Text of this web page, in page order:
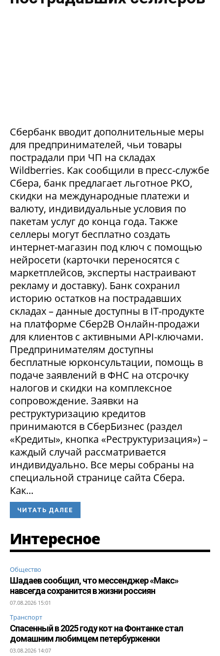
Сбербанк вводит дополнительные меры
для предпринимателей, чьи товары
пострадали при ЧП на складах
Wildberries. Как сообщили в пресс-службе
Сбера, банк предлагает льготное РКО,
скидки на международные платежи и
валюту, индивидуальные условия по
пакетам услуг до конца года. Также
селлеры могут бесплатно создать
интернет-магазин под ключ с помощью
нейросети (карточки переносятся с
маркетплейсов, эксперты настраивают
рекламу и доставку). Банк сохранил
историю остатков на пострадавших
складах – данные доступны в IT-продукте
на платформе Сбер2В Онлайн-продажи
для клиентов с активными API-ключами.
Предпринимателям доступны
бесплатные юрконсультации, помощь в
подаче заявлений в ФНС на отсрочку
налогов и скидки на комплексное
сопровождение. Заявки на
реструктуризацию кредитов
принимаются в СберБизнес (раздел
«Кредиты», кнопка «Реструктуризация») –
каждый случай рассматривается
индивидуально. Все меры собраны на
специальной странице сайта Сбера.
Как...
ЧИТАТЬ ДАЛЕЕ
Интересное
Общество
Шадаев сообщил, что мессенджер «Макс»
навсегда сохранится в жизни россиян
07.08.2026 15:01
Транспорт
Спасенный в 2025 году кот на Фонтанке стал
домашним любимцем петербурженки
03.08.2026 14:07